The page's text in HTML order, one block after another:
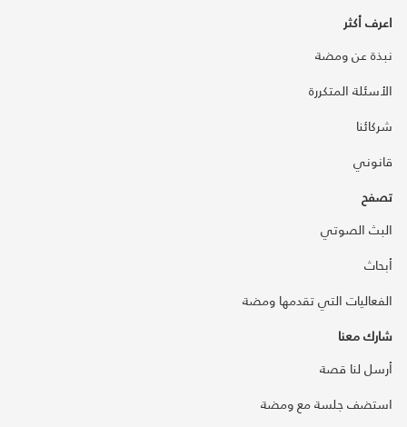
اعرف أكثر
نبذة عن ومضة
الأسئلة المتكررة
شركائنا
قانوني
تصفح
البث الصوتي
أبحاث
الفعاليات التي تقدمها ومضة
شارك معنا
أرسل لنا قصة
استضف جلسة مع ومضة